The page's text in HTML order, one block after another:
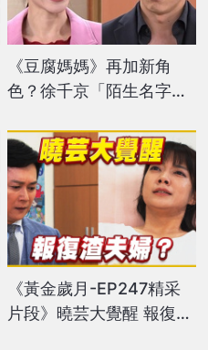
《豆腐媽媽》再加新角
色？徐千京「陌生名字」
浮誇！
《黃金歲月-EP247精采
片段》曉芸大覺醒 報復渣